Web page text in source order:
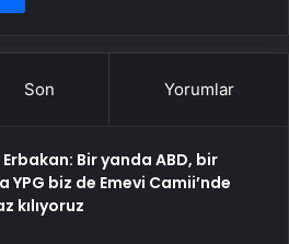
Son Yorumlar
Bir yanda ABD, bir
YPG biz de Emevi Camii’nde
kılıyoruz